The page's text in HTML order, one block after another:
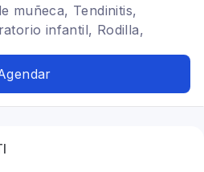
muñeca, Tendinitis,
infantil, Rodilla,